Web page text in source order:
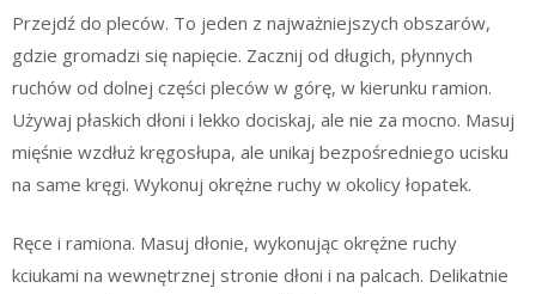
Przejdź do pleców. To jeden z najważniejszych obszarów,
gdzie gromadzi się napięcie. Zacznij od długich, płynnych
ruchów od dolnej części pleców w górę, w kierunku ramion.
Używaj płaskich dłoni i lekko dociskaj, ale nie za mocno. Masuj
mięśnie wzdłuż kręgosłupa, ale unikaj bezpośredniego ucisku
na same kręgi. Wykonuj okrężne ruchy w okolicy łopatek.
Ręce i ramiona. Masuj dłonie, wykonując okrężne ruchy
kciukami na wewnętrznej stronie dłoni i na palcach. Delikatnie